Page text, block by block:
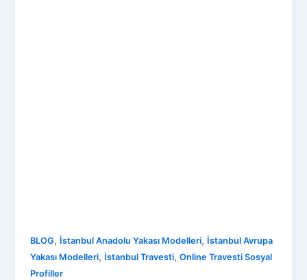
BLOG, İstanbul Anadolu Yakası Modelleri, İstanbul Avrupa
Yakası Modelleri, İstanbul Travesti,Online Travesti Sosyal
Profiller